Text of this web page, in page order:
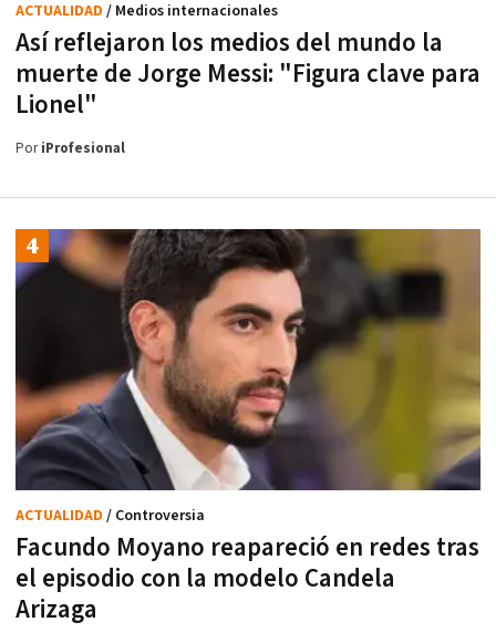
Así reflejaron los medios del mundo la
muerte de Jorge Messi: "Figura clave para
Lionel"
ACTUALIDAD / Medios internacionales
PoriProfesional
Facundo Moyano reapareció en redes tras
el episodio con la modelo Candela
Arizaga
ACTUALIDAD / Controversia